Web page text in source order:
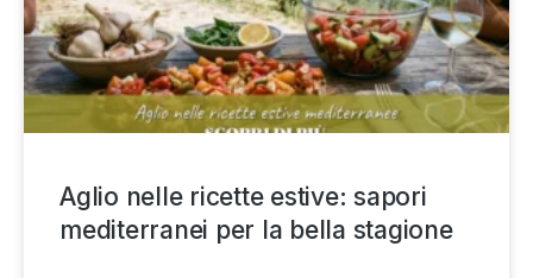
Aglio nelle ricette estive: sapori
mediterranei per la bella stagione